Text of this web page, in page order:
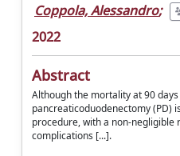
Coppola, Alessandro;
2022
Abstract
Although the mortality at 90
pancreaticoduodenectomy (PD)
procedure, with a non-
complications [...].